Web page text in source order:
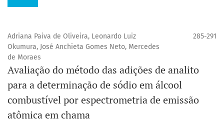
Adriana Paiva de Oliveira, Leonardo Luiz
Okumura, José Anchieta Gomes Neto, Mercedes
de Moraes
285-291
Avaliação do método das adições de analito
para a determinação de sódio em álcool
combustível por espectrometria de emissão
atômica em chama